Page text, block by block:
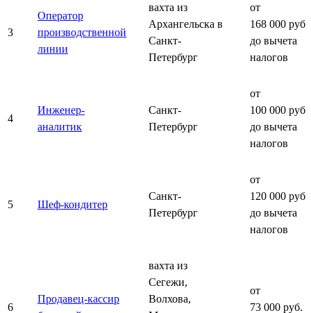
3
Оператор
производственной
линии
вахта из
Архангельска в
Санкт-
Петербург
от
168 000 руб.
до вычета
налогов
4
Инженер-
аналитик
Санкт-
Петербург
от
100 000 руб.
до вычета
налогов
5 Шеф-кондитер
Санкт-
Петербург
от
120 000 руб.
до вычета
налогов
6
Продавец-кассир
вахта из
Сегежи,
Волхова,
от
73 000 руб.